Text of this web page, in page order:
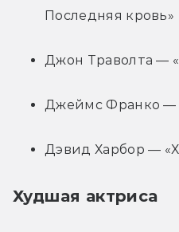
Последняя кровь»
Джон Траволта —
Джеймс Франко —
Дэвид Харбор —
Худшая актриса